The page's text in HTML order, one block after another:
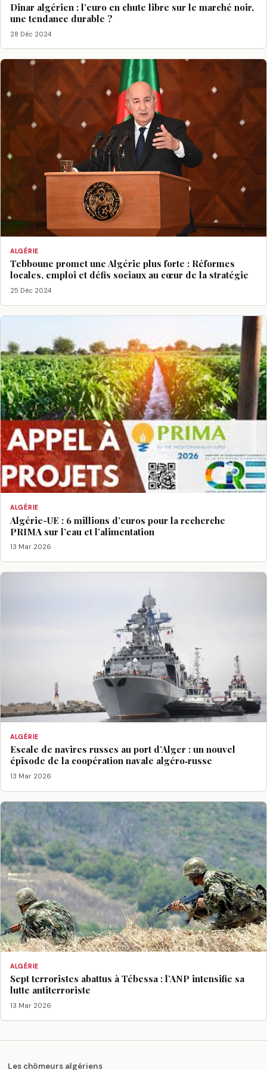
Dinar algérien : l’euro en chute libre sur le marché noir,
une tendance durable ?
28 Déc 2024
ALGÉRIE
Tebboune promet une Algérie plus forte : Réformes
locales, emploi et défis sociaux au cœur de la stratégie
25 Déc 2024
ALGÉRIE
Algérie-UE : 6 millions d’euros pour la recherche
PRIMA sur l’eau et l’alimentation
13 Mar 2026
ALGÉRIE
Escale de navires russes au port d’Alger : un nouvel
épisode de la coopération navale algéro‑russe
13 Mar 2026
ALGÉRIE
Sept terroristes abattus à Tébessa : l’ANP intensifie sa
lutte antiterroriste
13 Mar 2026
Les chômeurs algériens